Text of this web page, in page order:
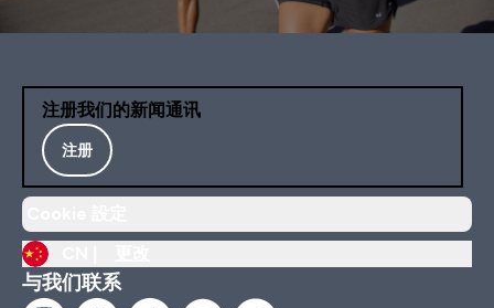
注册我们的新闻通讯
注册
与我们联系